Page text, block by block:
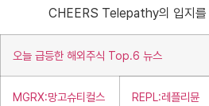
CHEERS Telepathy의 입지를
오늘 급등한 해외주식 Top.6 뉴스
MGRX:망고슈티컬스
REPL:레플리뮨